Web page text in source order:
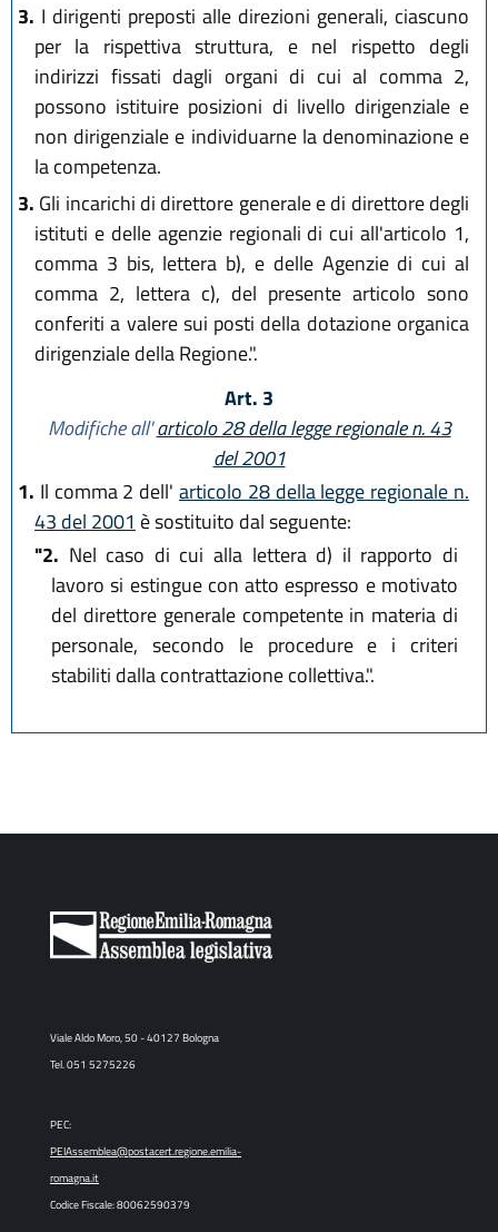
3. I dirigenti preposti alle direzioni generali, ciascuno
per la rispettiva struttura, e nel rispetto degli
indirizzi fissati dagli organi di cui al comma 2,
possono istituire posizioni di livello dirigenziale e
non dirigenziale e individuarne la denominazione e
la competenza.
3. Gli incarichi di direttore generale e di direttore degli
istituti e delle agenzie regionali di cui all'articolo 1,
comma 3 bis, lettera b), e delle Agenzie di cui al
comma 2, lettera c), del presente articolo sono
conferiti a valere sui posti della dotazione organica
dirigenziale della Regione.".
Art. 3
Modifiche all'articolo 28 della legge regionale n. 43
del 2001
1. Il comma 2 dell'articolo 28 della legge regionale n.
43 del 2001 è sostituito dal seguente:
"2. Nel caso di cui alla lettera d) il rapporto di
lavoro si estingue con atto espresso e motivato
del direttore generale competente in materia di
personale, secondo le procedure e i criteri
stabiliti dalla contrattazione collettiva.".
Viale Aldo Moro, 50 - 40127 Bologna
Tel. 051 5275226
PEC:
PEIAssemblea@postacert.regione.emilia-
romagna.it
Codice Fiscale: 80062590379